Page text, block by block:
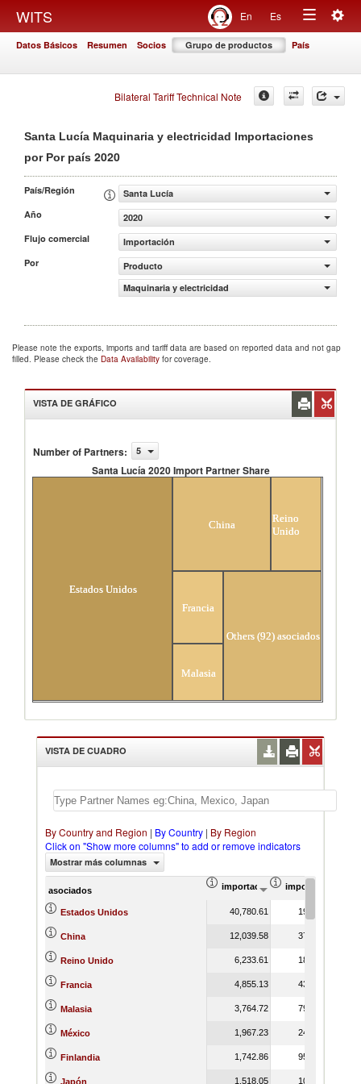
WITS En Es
Toggle
Datos Básicos Resumen Socios Grupo de productos País
Bilateral Tariff Technical Note
Santa Lucía Maquinaria y electricidad Importaciones
por Por país 2020
País/Región
Santa Lucía
Año
2020
Flujo comercial
Importación
Por
Producto
Maquinaria y electricidad
Please note the exports, imports and tariff data are based on reported data and not gap
filled. Please check the Data Availability for coverage.
VISTA DE GRÁFICO
Number of Partners: 5
Santa Lucía 2020 Import Partner Share
Estados Unidos
China
Reino
Unido
Francia
Malasia
Others (92) asociados
VISTA DE CUADRO
By Country and Region | By Country | By Region
Click on "Show more columns" to add or remove indicators
Mostrar más columnas
asociados importación Valor del comercio
importación
Estados Unidos 40,780.61 19.24
China 12,039.58 37.63
Reino Unido 6,233.61 18.37
Francia 4,855.13 43.18
Malasia 3,764.72 79.00
México 1,967.23 24.88
Finlandia 1,742.86 95.98
Japón 1,518.05 10.01